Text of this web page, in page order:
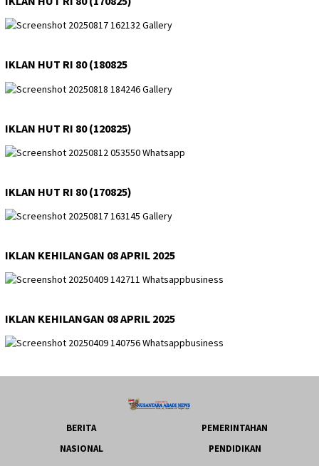
IKLAN HUT RI 80 (180825
IKLAN HUT RI 80 (120825)
IKLAN HUT RI 80 (170825)
IKLAN KEHILANGAN 08 APRIL 2025
IKLAN KEHILANGAN 08 APRIL 2025
BERITA
PEMERINTAHAN
NASIONAL
PENDIDIKAN